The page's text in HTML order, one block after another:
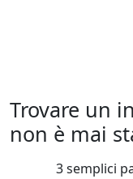
Trovare un
non è mai
3 semplici